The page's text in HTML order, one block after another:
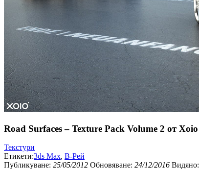
Road Surfaces – Texture Pack Volume 2 от Xoio
Текстури
Етикети:3ds Max, В-Рей
Публикуванe: 25/05/2012 Обновяване: 24/12/2016 Видяно: